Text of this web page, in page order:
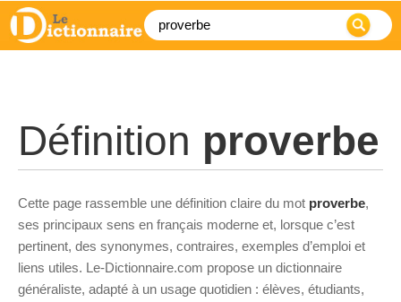
Définition proverbe
Cette page rassemble une définition claire du mot proverbe,
ses principaux sens en français moderne et, lorsque c’est
pertinent, des synonymes, contraires, exemples d’emploi et
liens utiles. Le-Dictionnaire.com propose un dictionnaire
généraliste, adapté à un usage quotidien : élèves, étudiants,